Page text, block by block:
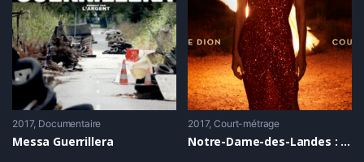
2017 Documentaire
Messa Guerrillera
2017 Court-métrage
Notre-Dame-des-Landes : Céline Dion soutient la ZAD !